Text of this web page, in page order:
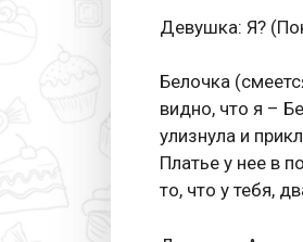
Девушка: Я?
Белочка
видно, что я –
улизнула и
Платье у нее в
то, что у тебя,